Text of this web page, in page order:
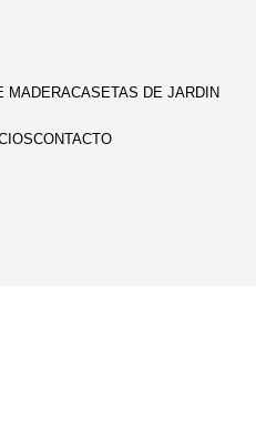
MADERACASETAS DE JARDIN
CONTACTO